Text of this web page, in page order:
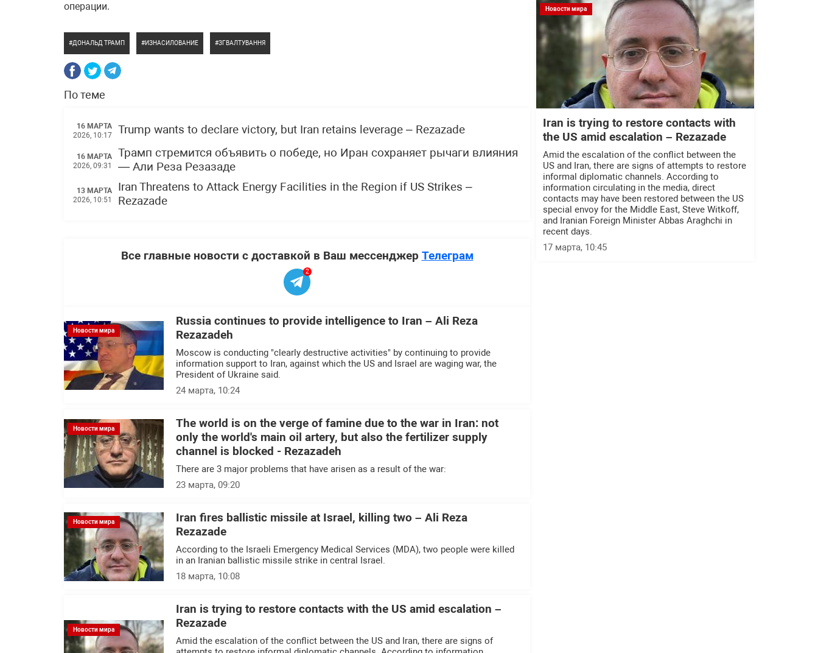
операции.
ДОНАЛЬД ТРАМП ИЗНАСИЛОВАНИЕ ЗГВАЛТУВАННЯ
По теме
16 МАРТА
2026, 10:17
Trump wants to declare victory, but Iran retains leverage – Rezazade
16 МАРТА
2026, 09:31
Трамп стремится объявить о победе, но Иран сохраняет рычаги влияния
— Али Реза Резазаде
13 МАРТА
2026, 10:51
Iran Threatens to Attack Energy Facilities in the Region if US Strikes –
Rezazade
Все главные новости с доставкой в Ваш мессенджер Телеграм
2
Новости мира
Russia continues to provide intelligence to Iran – Ali Reza
Rezazadeh
Moscow is conducting "clearly destructive activities" by continuing to provide
information support to Iran, against which the US and Israel are waging war, the
President of Ukraine said.
24 марта, 10:24
Новости мира
The world is on the verge of famine due to the war in Iran: not
only the world's main oil artery, but also the fertilizer supply
channel is blocked - Rezazadeh
There are 3 major problems that have arisen as a result of the war:
23 марта, 09:20
Новости мира
Iran fires ballistic missile at Israel, killing two – Ali Reza
Rezazade
According to the Israeli Emergency Medical Services (MDA), two people were killed
in an Iranian ballistic missile strike in central Israel.
18 марта, 10:08
Новости мира
Iran is trying to restore contacts with the US amid escalation –
Rezazade
Amid the escalation of the conflict between the US and Iran, there are signs of
Новости мира
Iran is trying to restore contacts with
the US amid escalation – Rezazade
Amid the escalation of the conflict between the
US and Iran, there are signs of attempts to restore
informal diplomatic channels. According to
information circulating in the media, direct
contacts may have been restored between the US
special envoy for the Middle East, Steve Witkoff,
and Iranian Foreign Minister Abbas Araghchi in
recent days.
17 марта, 10:45